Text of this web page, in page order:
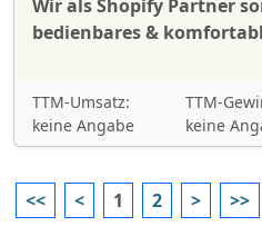
Wir als Shopify Partner
bedienbares &
TTM-Umsatz:
keine Angabe
TTM-
keine
<< < 1 2 > >>